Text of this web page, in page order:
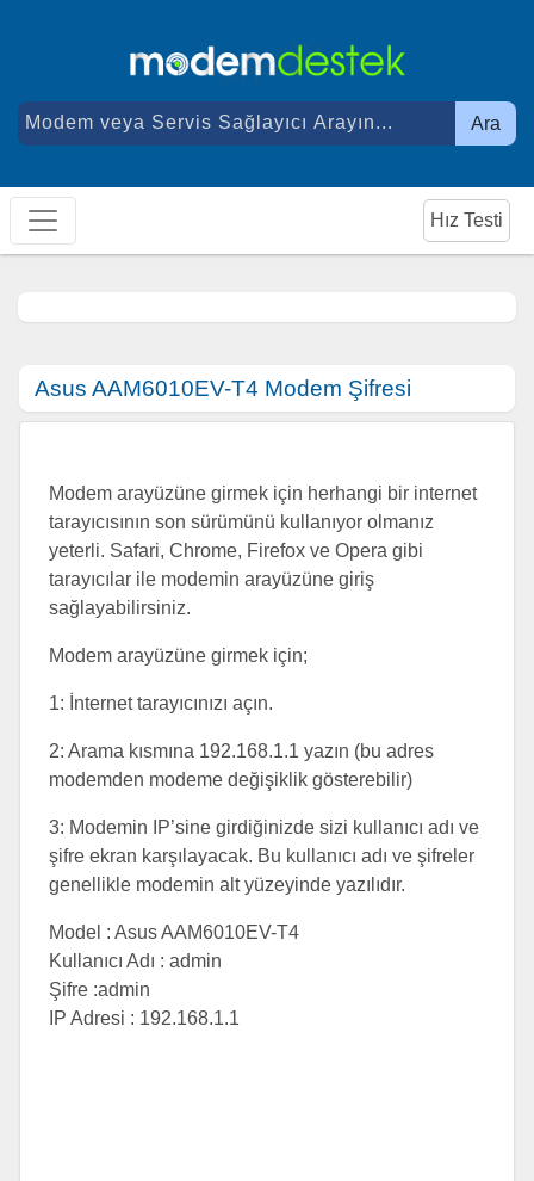
Ara
Hız Testi
Asus AAM6010EV-T4 Modem Şifresi
Modem arayüzüne girmek için herhangi bir internet
tarayıcısının son sürümünü kullanıyor olmanız
yeterli. Safari, Chrome, Firefox ve Opera gibi
tarayıcılar ile modemin arayüzüne giriş
sağlayabilirsiniz.
Modem arayüzüne girmek için;
1: İnternet tarayıcınızı açın.
2: Arama kısmına 192.168.1.1 yazın (bu adres
modemden modeme değişiklik gösterebilir)
3: Modemin IP’sine girdiğinizde sizi kullanıcı adı ve
şifre ekran karşılayacak. Bu kullanıcı adı ve şifreler
genellikle modemin alt yüzeyinde yazılıdır.
Model : Asus AAM6010EV-T4
Kullanıcı Adı : admin
Şifre :admin
IP Adresi : 192.168.1.1